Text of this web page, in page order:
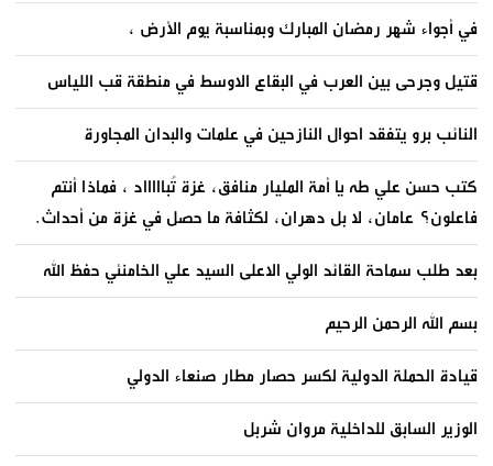
في أجواء شهر رمضان المبارك وبمناسبة يوم الأرض ،
قتيل وجرحى بين العرب في البقاع الاوسط في منطقة قب اللياس
النائب برو يتفقد احوال النازحين في علمات والبدان المجاورة
كتب حسن علي طه يا أمة المليار منافق، غزة تُباااااد ، فماذا أنتم
فاعلون؟ عامان، لا بل دهران، لكثافة ما حصل في غزة من أحداث.
بعد طلب سماحة القائد الولي الاعلى السيد علي الخامنئي حفظ الله
بسم الله الرحمن الرحيم
قيادة الحملة الدولية لكسر حصار مطار صنعاء الدولي
الوزير السابق للداخلية مروان شربل